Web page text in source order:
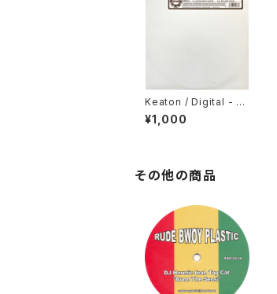
Keaton / Digital - G
ateman (Keaton Re
mix) / Get Loose [P
¥1,000
その他の商品